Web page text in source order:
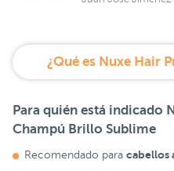
Para quién está indicado
Champú Brillo Sublime
Recomendado para cabellos